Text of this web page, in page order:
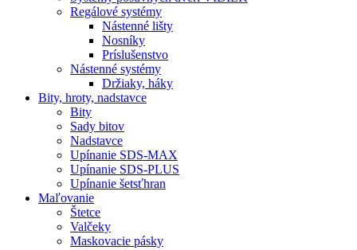
Regálové systémy
Nástenné lišty
Nosníky
Príslušenstvo
Nástenné systémy
Držiaky, háky
Bity, hroty, nadstavce
Bity
Sady bitov
Nadstavce
Upínanie SDS-MAX
Upínanie SDS-PLUS
Upínanie šetsťhran
Maľovanie
Štetce
Valčeky
Maskovacie pásky